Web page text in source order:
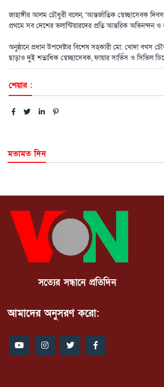
জাহাঙ্গীর আলম চৌধুরী বলেন, ‘আন্তর্জাতিক স্বেচ্ছাসেবক
প্রথমে সব দেশের ভলান্টিয়ারদের প্রতি আন্তরিক অভিনন্দন ও
অনুষ্ঠানে প্রধান উপদেষ্টার বিশেষ সহকারী মো. খোদা বখস
ছাড়াও দু্ই শতাধিক স্বেচ্ছাসেবক, ফায়ার সার্ভিস ও সিভিল
শেয়ার :
মতামত দিন
সত্যের সন্ধানে প্রতিদিন
আমাদের অনুসরণ করো: